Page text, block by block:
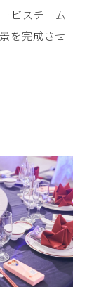
ビスチーム
を完成させ